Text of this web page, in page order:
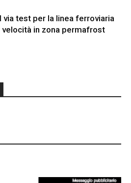
via test per la linea ferroviaria
velocità in zona permafrost